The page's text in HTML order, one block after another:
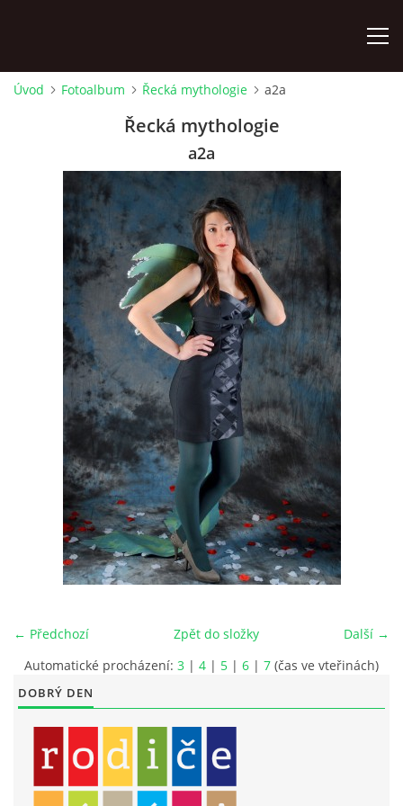
ZAMĚSTNANCI
HUDEBNÍ OBOR
SOUBORY
VÝTVARNÝ OBOR
LITERÁRNĚ DRAMATICKÝ OBOR
DĚTSKÁ UMĚLECKÁ DÍLNA
PRAVIDLA PRO VEŘEJNÉ AKCE ZUŠ STAŇKOV
PŘIJÍMACÍ TALENTOVÉ ZKOUŠKY
ÚŘEDNÍ DESKA
PARTNEŘI ZUŠ STAŇKOV
Úvod Fotoalbum Řecká mythologie a2a
Řecká mythologie
a2a
← Předchozí Další →
Zpět do složky
Automatické procházení: 3 | 4 | 5 | 6 | 7 (čas ve vteřinách)
DOBRÝ DEN